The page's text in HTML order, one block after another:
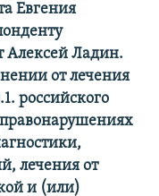
Евгения
Алексей Ладин.
от лечения
российского
лечения от
и (или)